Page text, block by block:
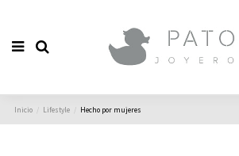
Inicio Lifestyle Hecho por mujeres